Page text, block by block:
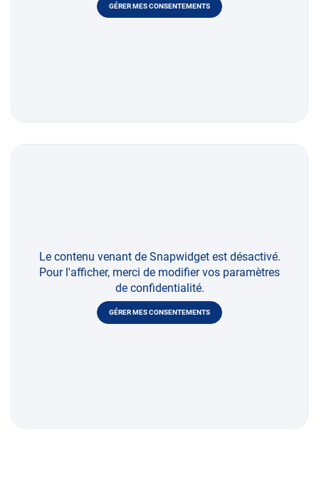
GÉRER MES CONSENTEMENTS
Le contenu venant de Snapwidget est désactivé.
Pour l'afficher, merci de modifier vos paramètres
de confidentialité.
GÉRER MES CONSENTEMENTS